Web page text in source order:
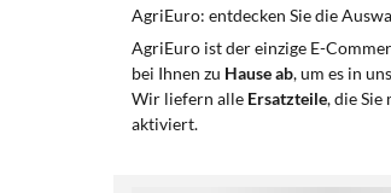
AgriEuro: entdecken Sie die
AgriEuro ist der einzige E-
bei Ihnen zu Hause ab, um es in
Wir liefern alle Ersatzteile, die
aktiviert.